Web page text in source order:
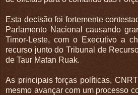
Esta decisão foi fortemente
Parlamento Nacional causando
Timor-Leste, com o Executivo a
recurso junto do Tribunal de
de Taur Matan Ruak.
As principais forças políticas,
mesmo avançar com um processo